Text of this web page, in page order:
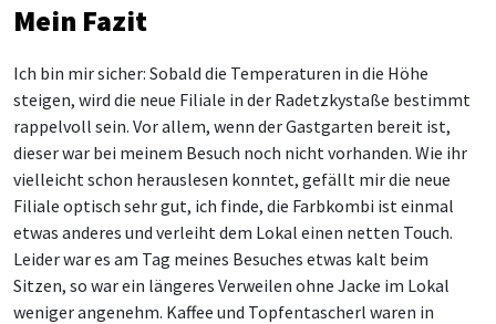
Mein Fazit
Ich bin mir sicher: Sobald die Temperaturen in die Höhe
steigen, wird die neue Filiale in der Radetzkystaße bestimmt
rappelvoll sein. Vor allem, wenn der Gastgarten bereit ist,
dieser war bei meinem Besuch noch nicht vorhanden. Wie ihr
vielleicht schon herauslesen konntet, gefällt mir die neue
Filiale optisch sehr gut, ich finde, die Farbkombi ist einmal
etwas anderes und verleiht dem Lokal einen netten Touch.
Leider war es am Tag meines Besuches etwas kalt beim
Sitzen, so war ein längeres Verweilen ohne Jacke im Lokal
weniger angenehm. Kaffee und Topfentascherl waren in